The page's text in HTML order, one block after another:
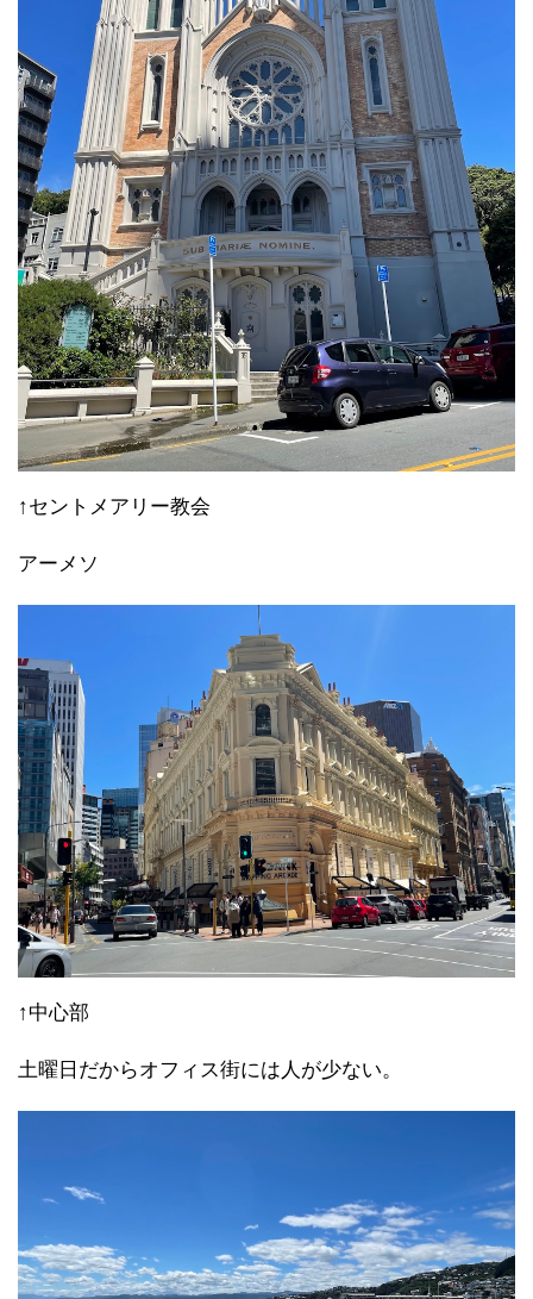
↑セントメアリー教会
アーメソ
↑中心部
土曜日だからオフィス街には人が少ない。